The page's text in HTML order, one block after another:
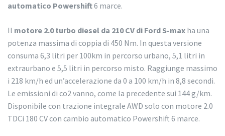
automatico Powershift6 marce.
Il motore 2.0 turbo diesel da 210 CV di Ford S-max ha una
potenza massima di coppia di 450 Nm. In questa versione
consuma 6,3 litri per 100km in percorso urbano, 5,1 litri in
extraurbano e 5,5 litri in percorso misto. Raggiunge massimo
i 218 km/h ed un’accelerazione da 0 a 100 km/h in 8,8 secondi.
Le emissioni di co2 vanno, come la precedente sui 144 g/km.
Disponibile con trazione integrale AWD solo con motore 2.0
TDCi 180 CV con cambio automatico Powershift 6 marce.